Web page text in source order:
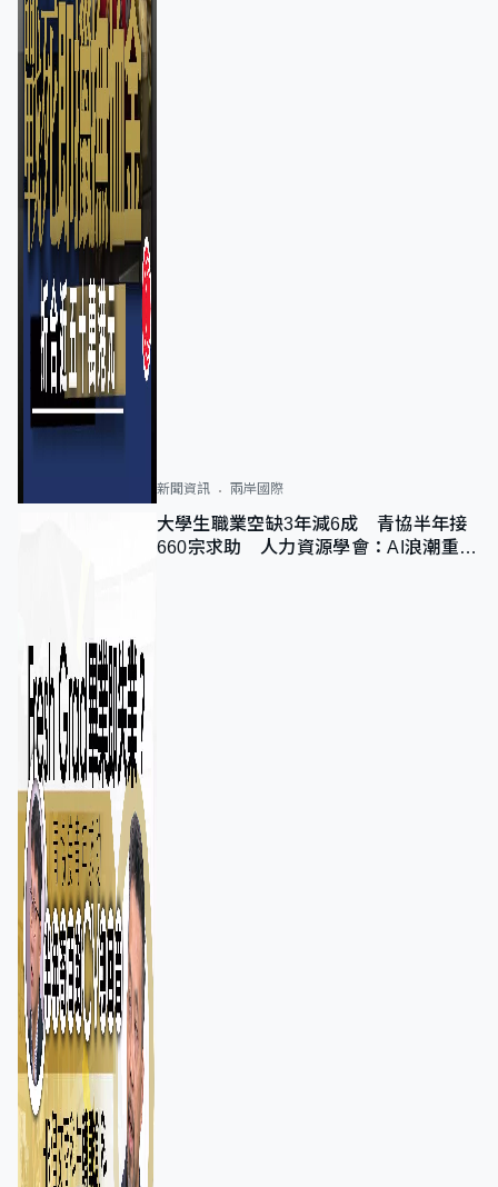
新聞資訊 兩岸國際
大學生職業空缺3年減6成 青協半年接
660宗求助 人力資源學會：AI浪潮重整